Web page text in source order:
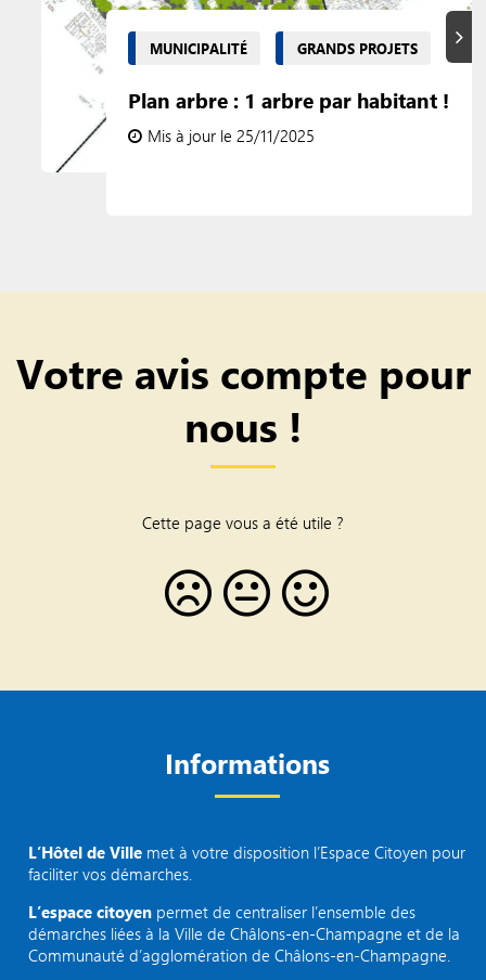
MUNICIPALITÉ GRANDS PROJETS
Plan arbre : 1 arbre par habitant !
Mis à jour le 25/11/2025
Votre avis compte pour
nous !
Cette page vous a été utile ?
Informations
L’Hôtel de Ville met à votre disposition l’Espace Citoyen pour
faciliter vos démarches.
L’espace citoyen permet de centraliser l’ensemble des
démarches liées à la Ville de Châlons-en-Champagne et de la
Communauté d’agglomération de Châlons-en-Champagne.